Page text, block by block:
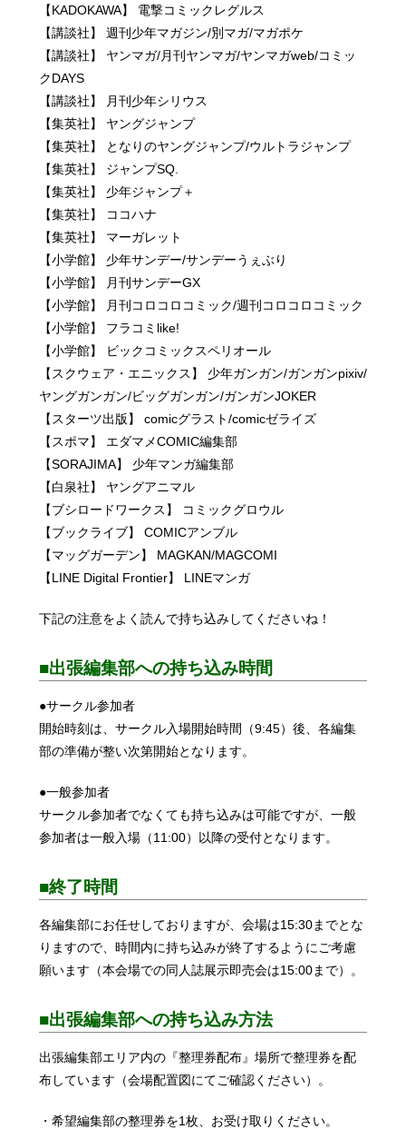
【KADOKAWA】 電撃コミックレグルス
【講談社】 週刊少年マガジン/別マガ/マガポケ
【講談社】 ヤンマガ/月刊ヤンマガ/ヤンマガweb/コミッ
クDAYS
【講談社】 月刊少年シリウス
【集英社】 ヤングジャンプ
【集英社】 となりのヤングジャンプ/ウルトラジャンプ
【集英社】 ジャンプSQ.
【集英社】 少年ジャンプ＋
【集英社】 ココハナ
【集英社】 マーガレット
【小学館】 少年サンデー/サンデーうぇぶり
【小学館】 月刊サンデーGX
【小学館】 月刊コロコロコミック/週刊コロコロコミック
【小学館】 フラコミlike!
【小学館】 ビックコミックスペリオール
【スクウェア・エニックス】 少年ガンガン/ガンガンpixiv/
ヤングガンガン/ビッグガンガン/ガンガンJOKER
【スターツ出版】 comicグラスト/comicゼライズ
【スポマ】 エダマメCOMIC編集部
【SORAJIMA】 少年マンガ編集部
【白泉社】 ヤングアニマル
【ブシロードワークス】 コミックグロウル
【ブックライブ】 COMICアンブル
【マッグガーデン】 MAGKAN/MAGCOMI
【LINE Digital Frontier】 LINEマンガ
下記の注意をよく読んで持ち込みしてくださいね！
■出張編集部への持ち込み時間
●サークル参加者
開始時刻は、サークル入場開始時間（9:45）後、各編集
部の準備が整い次第開始となります。
●一般参加者
サークル参加者でなくても持ち込みは可能ですが、一般
参加者は一般入場（11:00）以降の受付となります。
■終了時間
各編集部にお任せしておりますが、会場は15:30までとな
りますので、時間内に持ち込みが終了するようにご考慮
願います（本会場での同人誌展示即売会は15:00まで）。
■出張編集部への持ち込み方法
出張編集部エリア内の『整理券配布』場所で整理券を配
布しています（会場配置図にてご確認ください）。
・希望編集部の整理券を1枚、お受け取りください。